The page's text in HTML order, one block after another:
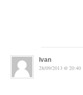
Ivan
28/09/2013 @ 20:40